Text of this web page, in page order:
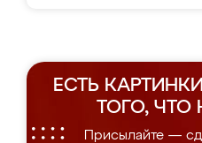
ЕСТЬ
ТОГО, ЧТО
Присылайте —